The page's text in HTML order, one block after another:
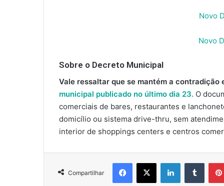
Novo
Novo
Sobre o Decreto Municipal
Vale ressaltar que se mantém a
municipal publicado no último dia 23. O
comerciais de bares, restaurantes e
domicílio ou sistema drive-thru, sem
interior de shoppings centers e centros
Compartilhar
Facebook
X Linkedin